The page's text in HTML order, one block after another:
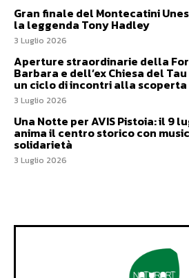
Gran finale del Montecatini
la leggenda Tony Hadley
3 Luglio 2026
Aperture straordinarie della
Barbara e dell’ex Chiesa del
un ciclo di incontri alla
3 Luglio 2026
Una Notte per AVIS Pistoia: il 9
anima il centro storico con
solidarietà
3 Luglio 2026